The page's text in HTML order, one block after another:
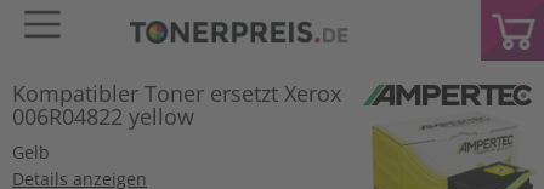
Kompatibler Toner ersetzt Xerox
006R04822 yellow
Gelb
Details anzeigen